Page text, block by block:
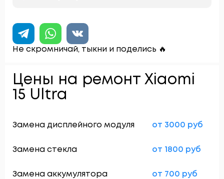
Не скромничай, тыкни и поделись 🔥
Цены на ремонт Xiaomi
15 Ultra
Замена дисплейного модуля от 3000 руб
Замена стекла от 1800 руб
Замена аккумулятора от 700 руб